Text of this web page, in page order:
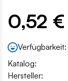
0,52 €
Verfügbarkeit:
Katalog:
Hersteller: